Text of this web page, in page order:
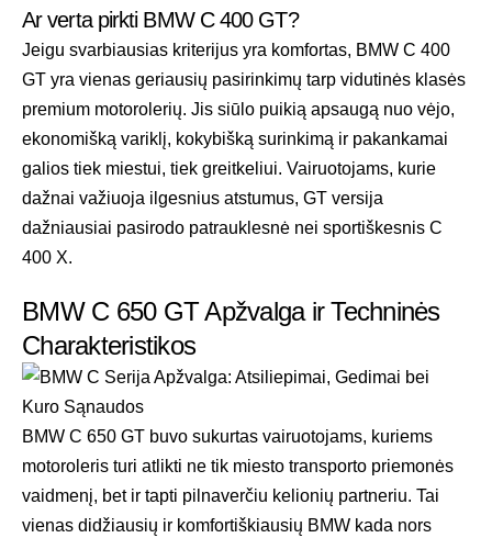
Ar verta pirkti BMW C 400 GT?
Jeigu svarbiausias kriterijus yra komfortas, BMW C 400
GT yra vienas geriausių pasirinkimų tarp vidutinės klasės
premium motorolerių. Jis siūlo puikią apsaugą nuo vėjo,
ekonomišką variklį, kokybišką surinkimą ir pakankamai
galios tiek miestui, tiek greitkeliui. Vairuotojams, kurie
dažnai važiuoja ilgesnius atstumus, GT versija
dažniausiai pasirodo patrauklesnė nei sportiškesnis C
400 X.
BMW C 650 GT Apžvalga ir Techninės
Charakteristikos
BMW C 650 GT buvo sukurtas vairuotojams, kuriems
motoroleris turi atlikti ne tik miesto transporto priemonės
vaidmenį, bet ir tapti pilnaverčiu kelionių partneriu. Tai
vienas didžiausių ir komfortiškiausių BMW kada nors